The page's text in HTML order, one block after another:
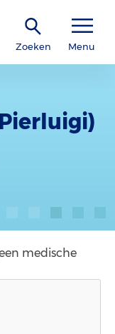
Zoeken Menu
medische